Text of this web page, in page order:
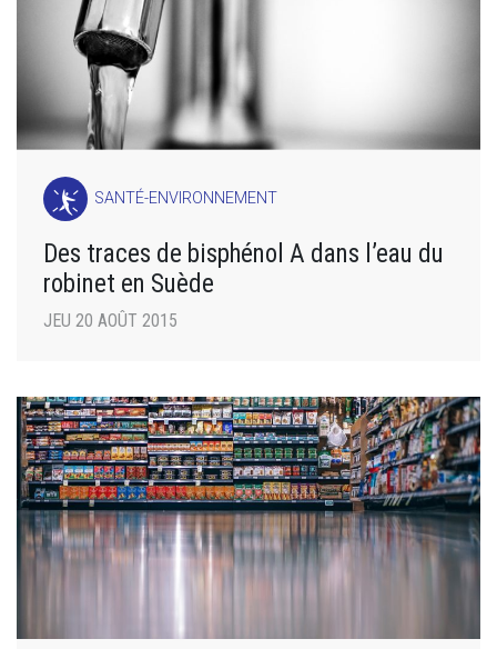
SANTÉ-ENVIRONNEMENT
Des traces de bisphénol A dans l’eau du
robinet en Suède
JEU 20 AOÛT 2015